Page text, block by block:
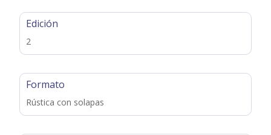
Edición
2
Formato
Rústica con solapas